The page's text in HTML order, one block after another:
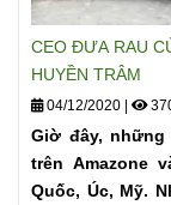
CEO ĐƯA RAU
HUYỀN TRÂM
04/12/2020
Giờ đây, những
trên Amazone
Quốc, Úc, Mỹ.